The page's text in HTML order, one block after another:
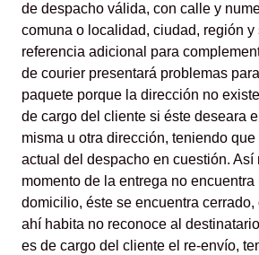
de despacho válida, con calle y
comuna o localidad, ciudad, región y
referencia adicional para
de courier presentará problemas
paquete porque la dirección no
de cargo del cliente si éste deseara
misma u otra dirección, teniendo
actual del despacho en cuestión. Así
momento de la entrega no encuentra
domicilio, éste se encuentra
ahí habita no reconoce al
es de cargo del cliente el re-envío,